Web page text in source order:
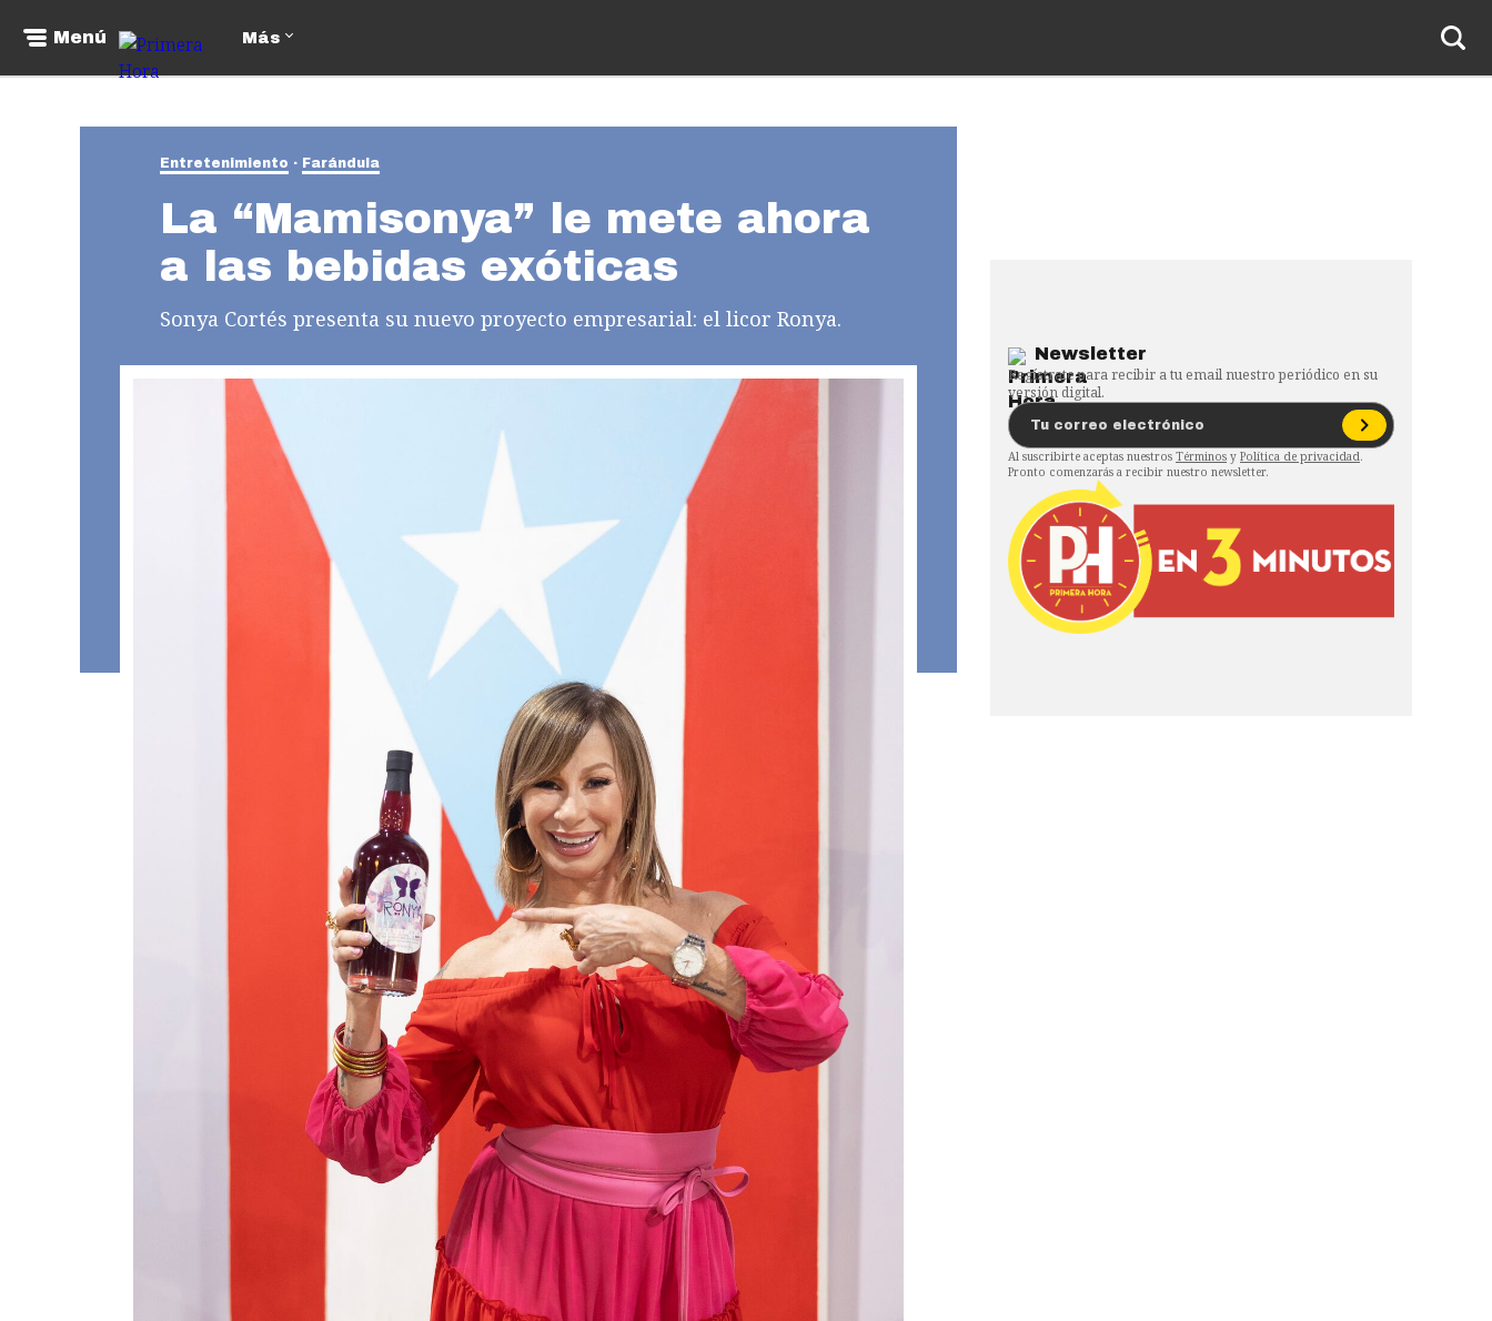
Menú Más
Entretenimiento Farándula
La “Mamisonya” le mete ahora
a las bebidas exóticas
Sonya Cortés presenta su nuevo proyecto empresarial: el licor Ronya.
Newsletter
Regístrate para recibir a tu email nuestro periódico en su
versión digital.
Al suscribirte aceptas nuestros Términos y Política de privacidad.
Pronto comenzarás a recibir nuestro newsletter.